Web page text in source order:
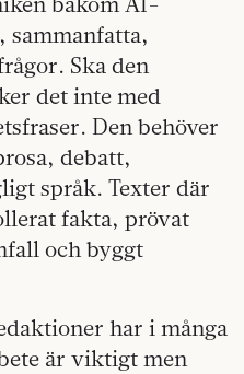
sammanfatta,
Ska den
det inte med
Den behöver
debatt,
språk. Texter där
fakta, prövat
och byggt
har i många
är viktigt men